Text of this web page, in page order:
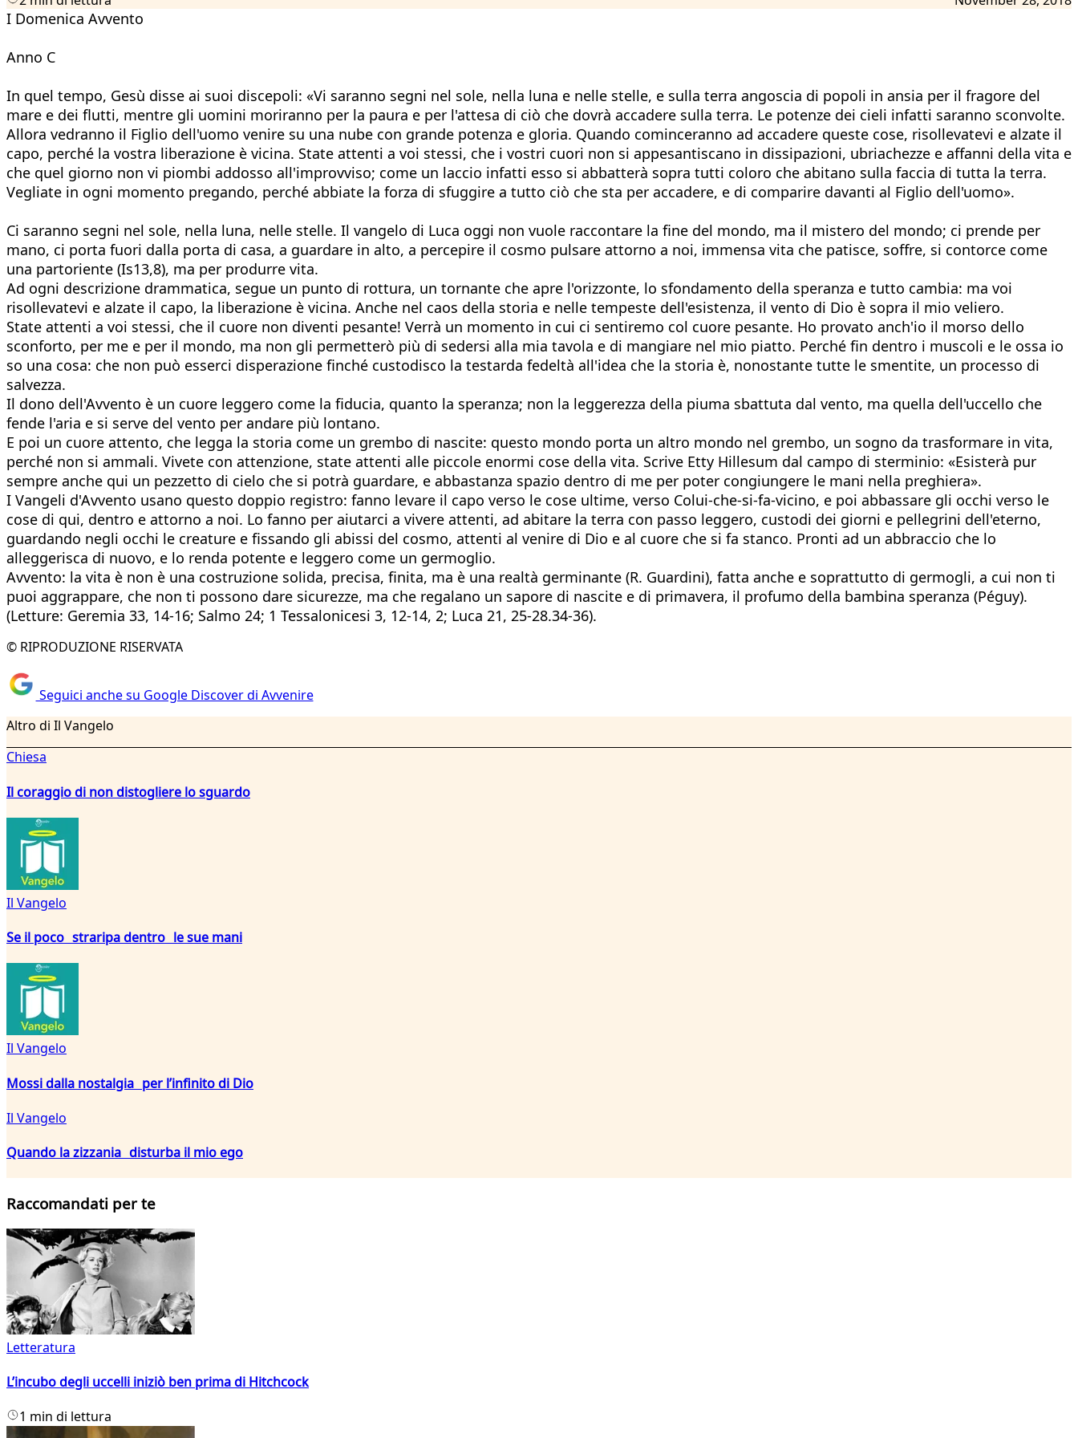
I Domenica Avvento
Anno C
In quel tempo, Gesù disse ai suoi discepoli: «Vi saranno segni nel sole, nella luna e nelle stelle, e sulla terra angoscia di popoli in ansia per il fragore del
mare e dei flutti, mentre gli uomini moriranno per la paura e per l'attesa di ciò che dovrà accadere sulla terra. Le potenze dei cieli infatti saranno sconvolte.
Allora vedranno il Figlio dell'uomo venire su una nube con grande potenza e gloria. Quando cominceranno ad accadere queste cose, risollevatevi e alzate il
capo, perché la vostra liberazione è vicina. State attenti a voi stessi, che i vostri cuori non si appesantiscano in dissipazioni, ubriachezze e affanni della vita e
che quel giorno non vi piombi addosso all'improvviso; come un laccio infatti esso si abbatterà sopra tutti coloro che abitano sulla faccia di tutta la terra.
Vegliate in ogni momento pregando, perché abbiate la forza di sfuggire a tutto ciò che sta per accadere, e di comparire davanti al Figlio dell'uomo».
Ci saranno segni nel sole, nella luna, nelle stelle. Il vangelo di Luca oggi non vuole raccontare la fine del mondo, ma il mistero del mondo; ci prende per
mano, ci porta fuori dalla porta di casa, a guardare in alto, a percepire il cosmo pulsare attorno a noi, immensa vita che patisce, soffre, si contorce come
una partoriente (Is13,8), ma per produrre vita.
Ad ogni descrizione drammatica, segue un punto di rottura, un tornante che apre l'orizzonte, lo sfondamento della speranza e tutto cambia: ma voi
risollevatevi e alzate il capo, la liberazione è vicina. Anche nel caos della storia e nelle tempeste dell'esistenza, il vento di Dio è sopra il mio veliero.
State attenti a voi stessi, che il cuore non diventi pesante! Verrà un momento in cui ci sentiremo col cuore pesante. Ho provato anch'io il morso dello
sconforto, per me e per il mondo, ma non gli permetterò più di sedersi alla mia tavola e di mangiare nel mio piatto. Perché fin dentro i muscoli e le ossa io
so una cosa: che non può esserci disperazione finché custodisco la testarda fedeltà all'idea che la storia è, nonostante tutte le smentite, un processo di
salvezza.
Il dono dell'Avvento è un cuore leggero come la fiducia, quanto la speranza; non la leggerezza della piuma sbattuta dal vento, ma quella dell'uccello che
fende l'aria e si serve del vento per andare più lontano.
E poi un cuore attento, che legga la storia come un grembo di nascite: questo mondo porta un altro mondo nel grembo, un sogno da trasformare in vita,
perché non si ammali. Vivete con attenzione, state attenti alle piccole enormi cose della vita. Scrive Etty Hillesum dal campo di sterminio: «Esisterà pur
sempre anche qui un pezzetto di cielo che si potrà guardare, e abbastanza spazio dentro di me per poter congiungere le mani nella preghiera».
I Vangeli d'Avvento usano questo doppio registro: fanno levare il capo verso le cose ultime, verso Colui-che-si-fa-vicino, e poi abbassare gli occhi verso le
cose di qui, dentro e attorno a noi. Lo fanno per aiutarci a vivere attenti, ad abitare la terra con passo leggero, custodi dei giorni e pellegrini dell'eterno,
guardando negli occhi le creature e fissando gli abissi del cosmo, attenti al venire di Dio e al cuore che si fa stanco. Pronti ad un abbraccio che lo
alleggerisca di nuovo, e lo renda potente e leggero come un germoglio.
Avvento: la vita è non è una costruzione solida, precisa, finita, ma è una realtà germinante (R. Guardini), fatta anche e soprattutto di germogli, a cui non ti
puoi aggrappare, che non ti possono dare sicurezze, ma che regalano un sapore di nascite e di primavera, il profumo della bambina speranza (Péguy).
(Letture: Geremia 33, 14-16; Salmo 24; 1 Tessalonicesi 3, 12-14, 2; Luca 21, 25-28.34-36).
© RIPRODUZIONE RISERVATA
Seguici anche su Google Discover di Avvenire
Altro di Il Vangelo
Chiesa
Il coraggio di non distogliere lo sguardo
Il Vangelo
Se il poco straripa dentro le sue mani
Il Vangelo
Mossi dalla nostalgia per l’infinito di Dio
Il Vangelo
Quando la zizzania disturba il mio ego
Raccomandati per te
Letteratura
L’incubo degli uccelli iniziò ben prima di Hitchcock
1 min di lettura